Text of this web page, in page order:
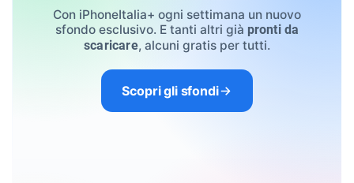
Con iPhoneItalia+ ogni settimana un nuovo
sfondo esclusivo. E tanti altri già pronti da
scaricare, alcuni gratis per tutti.
Scopri gli sfondi